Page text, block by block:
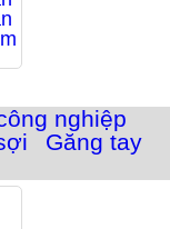
nghiệp
Găng tay